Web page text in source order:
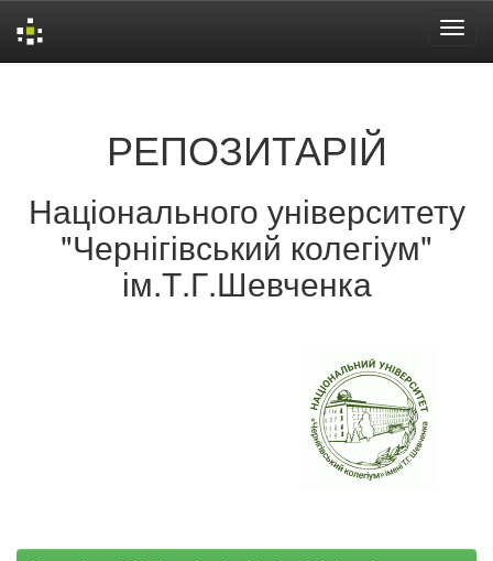
РЕПОЗИТАРІЙ
Національного університету
"Чернігівський колегіум"
ім.Т.Г.Шевченка